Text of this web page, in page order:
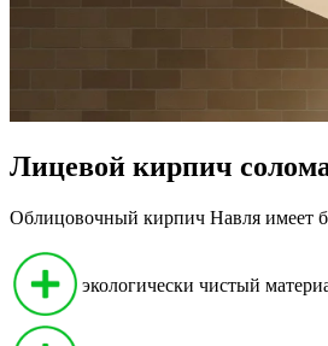
Лицевой кирпич
Облицовочный кирпич Навля имеет
экологически чистый